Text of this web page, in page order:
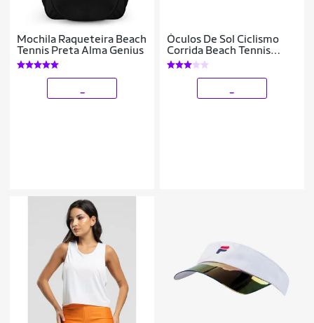
Mochila Raqueteira Beach
Tennis Preta Alma Genius
Óculos De Sol Ciclismo
Corrida Beach Tennis
Proteção Uv400